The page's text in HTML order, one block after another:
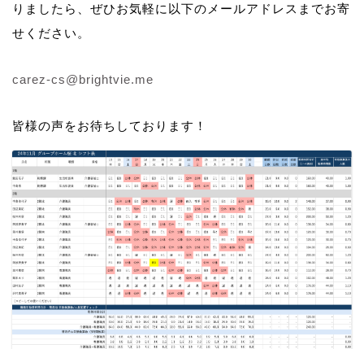
りましたら、ぜひお気軽に以下のメールアドレスまでお寄
せください。
carez-cs@brightvie.me
皆様の声をお待ちしております！